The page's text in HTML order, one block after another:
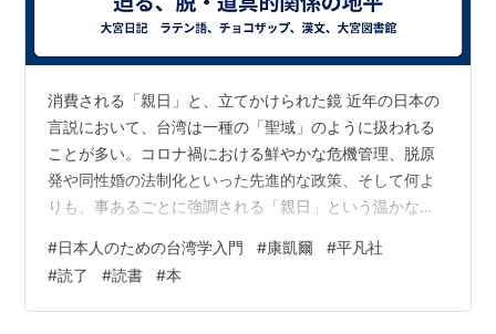
消費される「親日」と、立てかけられた鏡 近年の日本の
言説において、台湾は一種の「聖域」のように扱われる
ことが多い。コロナ禍における鮮やかな危機管理、脱原
発や同性婚の法制化といった先進的な政策、そして何よ
りも、事あるごとに強調される「親日」という温かな響
の日本社会にとって、自尊心を優しく満たしてくれる格
好の清涼剤として機能してきた。 しかし、本書『日本人
のための台湾学入門』の著者・康凱爾は、私たちが心地
#日本人のための台湾学入門 #康凱爾 #平凡社
#読了 #読書 #本